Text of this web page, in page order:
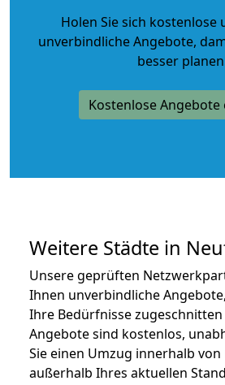
Holen Sie sich kostenlose
unverbindliche Angebote,
besser
Kostenlose Angebote
Weitere Städte in
Unsere geprüften
Ihnen unverbindliche
Ihre Bedürfnisse zugeschnitten
Angebote sind kostenlos,
Sie einen Umzug innerhalb
außerhalb Ihres aktuellen